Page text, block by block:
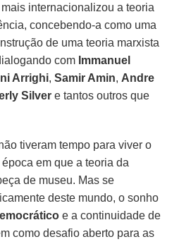
internacionalizou a teoria
concebendo-a como uma
de uma teoria marxista
com Immanuel
Arrighi, Samir Amin, Andre
Silver e tantos outros que
tiveram tempo para viver o
em que a teoria da
de museu. Mas se
deste mundo, o sonho
e a continuidade de
como desafio aberto para as